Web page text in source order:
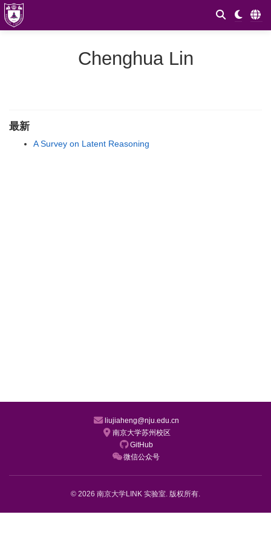
Chenghua Lin
最新
A Survey on Latent Reasoning
liujiaheng@nju.edu.cn
南京大学苏州校区
GitHub
微信公众号
© 2026 南京大学LINK 实验室. 版权所有.